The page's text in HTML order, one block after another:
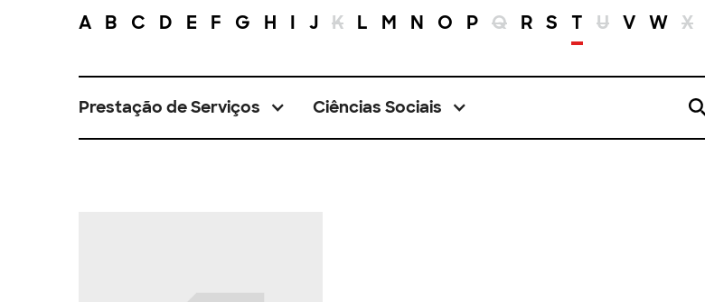
A B C D E F G H I J K L M N O P Q R S T U V W X
Prestação de Serviços Ciências Sociais